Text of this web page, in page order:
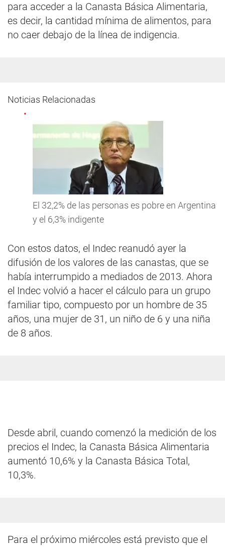
para acceder a la Canasta Básica Alimentaria,
es decir, la cantidad mínima de alimentos, para
no caer debajo de la línea de indigencia.
Noticias Relacionadas
El 32,2% de las personas es pobre en Argentina
y el 6,3% indigente
Con estos datos, el Indec reanudó ayer la
difusión de los valores de las canastas, que se
había interrumpido a mediados de 2013. Ahora
el Indec volvió a hacer el cálculo para un grupo
familiar tipo, compuesto por un hombre de 35
años, una mujer de 31, un niño de 6 y una niña
de 8 años.
Desde abril, cuando comenzó la medición de los
precios el Indec, la Canasta Básica Alimentaria
aumentó 10,6% y la Canasta Básica Total,
10,3%.
Para el próximo miércoles está previsto que el